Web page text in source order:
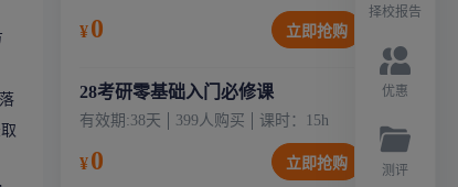
¥0 立即抢购
28考研零基础入门必修课
有效期:38天 399人购买 课时： 15 h
¥0 立即抢购
择校报告
优惠
测评